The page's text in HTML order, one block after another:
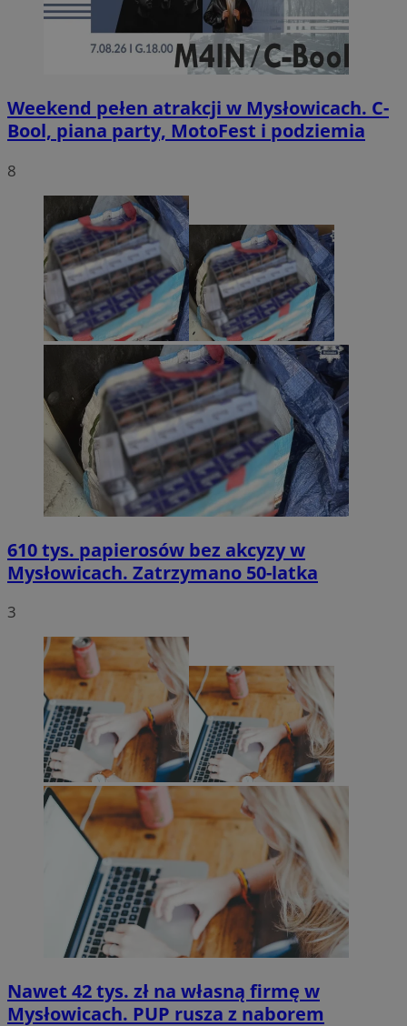
Weekend pełen atrakcji w Mysłowicach. C-
Bool, piana party, MotoFest i podziemia
8
610 tys. papierosów bez akcyzy w
Mysłowicach. Zatrzymano 50-latka
3
Nawet 42 tys. zł na własną firmę w
Mysłowicach. PUP rusza z naborem